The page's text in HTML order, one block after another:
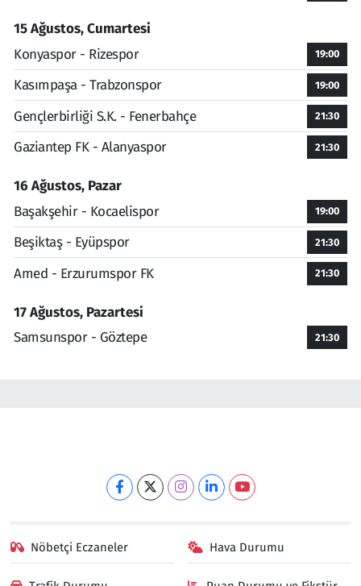
15 Ağustos, Cumartesi
Konyaspor - Rizespor
19:00
Kasımpaşa - Trabzonspor 19:00
Gençlerbirliği S.K. - Fenerbahçe 21:30
Gaziantep FK - Alanyaspor 21:30
16 Ağustos, Pazar
Başakşehir - Kocaelispor
19:00
Beşiktaş - Eyüpspor 21:30
Amed - Erzurumspor FK 21:30
17 Ağustos, Pazartesi
Samsunspor - Göztepe
21:30
Nöbetçi Eczaneler Hava Durumu